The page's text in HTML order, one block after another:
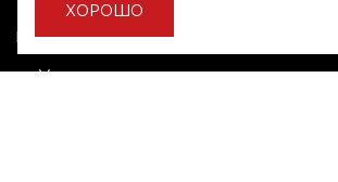
Ревизионные люки на заказ под
ХОРОШО